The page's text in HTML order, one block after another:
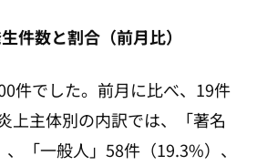
件数と割合（前月比）
件でした。前月に比べ、19件
上主体別の内訳では、「著名
「一般人」58件（19.3%）、